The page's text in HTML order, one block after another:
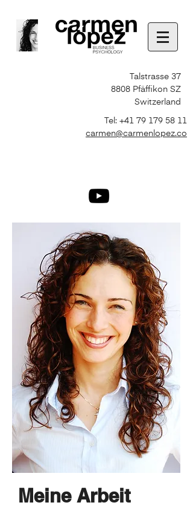
Talstrasse 37
8808 Pfäffikon SZ
Switzerland
Tel: +41 79 179 58 11
carmen@carmenlopez.co
Meine Arbeit